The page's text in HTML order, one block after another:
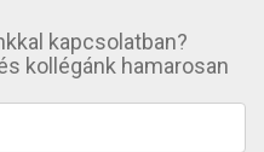
kapcsolatban?
kollégánk hamarosan